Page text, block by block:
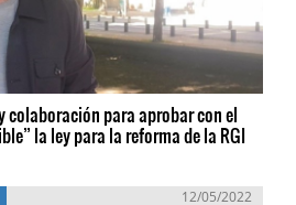
colaboración para aprobar con el
la ley para la reforma de la RGI
12/05/2022